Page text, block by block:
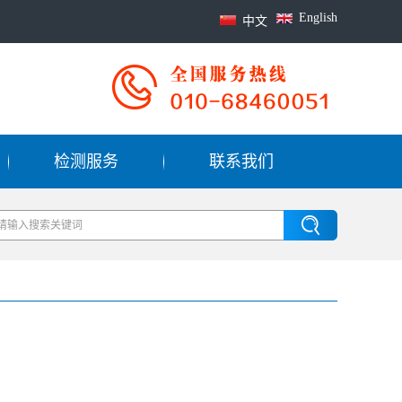
English
中文
检测服务 联系我们